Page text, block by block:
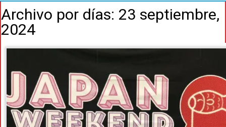
al
contenido
Archivo por días: 23 septiembre,
2024